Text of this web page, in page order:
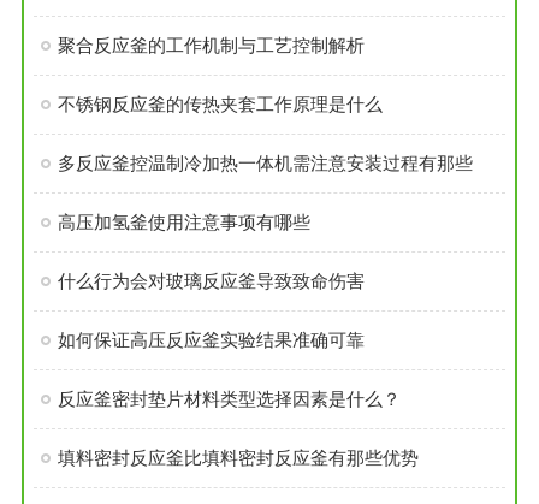
聚合反应釜的工作机制与工艺控制解析
不锈钢反应釜的传热夹套工作原理是什么
多反应釜控温制冷加热一体机需注意安装过程有那些
高压加氢釜使用注意事项有哪些
什么行为会对玻璃反应釜导致致命伤害
如何保证高压反应釜实验结果准确可靠
反应釜密封垫片材料类型选择因素是什么？
填料密封反应釜比填料密封反应釜有那些优势